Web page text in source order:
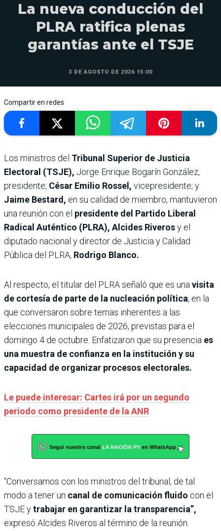
La nueva conducción del
PLRA ratifica plenas
garantías ante el TSJE
3 DE AGOSTO DE 2026 15:00
Compartir en redes
Los ministros del Tribunal Superior de Justicia
Electoral (TSJE), Jorge Enrique Bogarín González,
presidente; César Emilio Rossel, vicepresidente; y
Jaime Bestard, en su calidad de miembro, mantuvieron
una reunión con el presidente del Partido Liberal
Radical Auténtico (PLRA), Alcides Riverosy el
diputado nacional y director de Justicia y Calidad
Pública del PLRA, Rodrigo Blanco.
Al respecto, el titular del PLRA señaló que es unavisita
de cortesía de parte de la nucleación política, en la
que conversaron sobre temas inherentes a las
elecciones municipales de 2026, previstas para el
domingo 4 de octubre. Enfatizaron que su presencia es
una muestra de confianza en la institución y su
capacidad de organizar procesos electorales.
Le puede interesar: Cartes irá por un segundo
periodo como presidente de la ANR
“Conversamos con los ministros del tribunal, de tal
modo a tener un canal de comunicación fluido con el
TSJE ytrabajar en garantizar la transparencia”,
expresó Alcides Riveros al término de la reunión.